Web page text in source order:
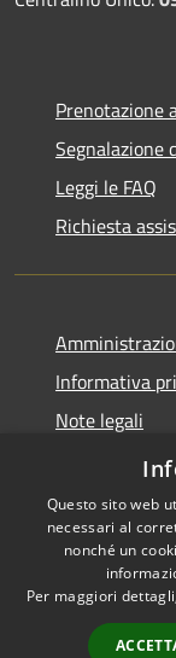
Prenotazione
Segnalazione
Leggi le FAQ
Richiesta
Informativa
Note legali
Accessibilità
Questo sito web
necessari al
nonché un
Per maggiori